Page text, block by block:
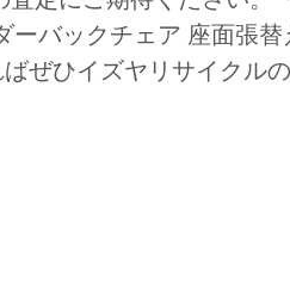
ーバックチェア 座面張
ぜひイズヤリサイクル